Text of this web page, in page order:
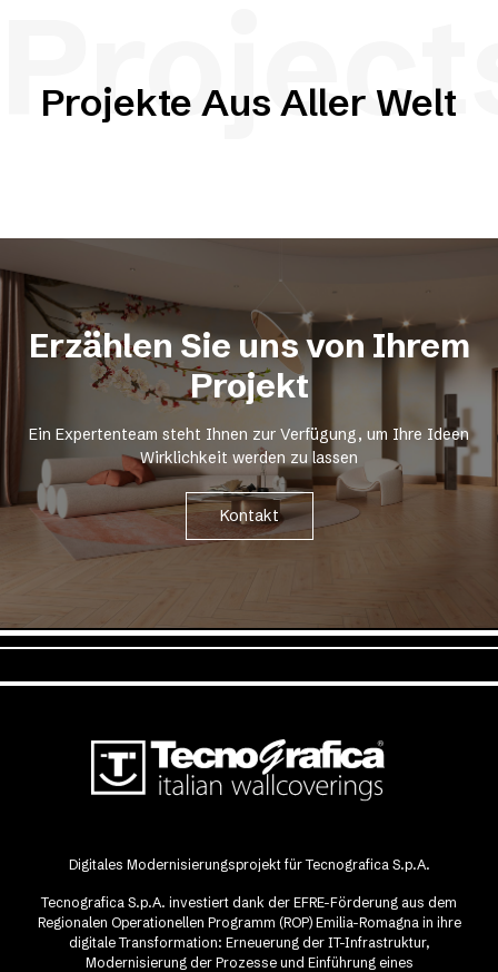
Projekte Aus Aller Welt
Erzählen Sie uns von Ihrem
Projekt
Ein Expertenteam steht Ihnen zur Verfügung, um Ihre Ideen
Wirklichkeit werden zu lassen
Kontakt
Digitales Modernisierungsprojekt für Tecnografica S.p.A.
Tecnografica S.p.A. investiert dank der EFRE-Förderung aus dem
Regionalen Operationellen Programm (ROP) Emilia-Romagna in ihre
digitale Transformation: Erneuerung der IT-Infrastruktur,
Modernisierung der Prozesse und Einführung eines